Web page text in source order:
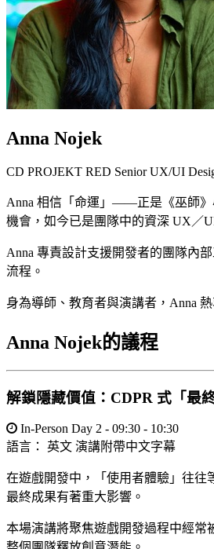
Anna Nojek
CD PROJEKT RED Senior UX/UI
Anna 相信「命運」——正是《巫師》
機會，如今已是團隊中的資深 UX／
Anna 專責設計支援開發者的團隊內
流程。
身為導師、教育者與演講者，Anna
Anna Nojek的議程
解鎖隱藏價值：CDPR 式「最
In-Person Day 2 - 09:30 - 10:30
語言： 英文 演講附帶中文字幕
在遊戲開發中，「使用者體驗」往
最終成果有著重大影響。
本場演講將聚焦遊戲開發過程中經常